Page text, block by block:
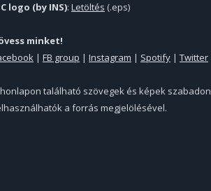
logo (by INS): Letöltés (.eps)
minket!
| FB group | Instagram | Spotify | Twitter
található szövegek és képek szabadon
a forrás megjelölésével.